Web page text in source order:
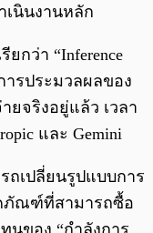
เนินงานหลัก
กว่า “Inference
ารประมวลผลของ
จริงอยู่แล้ว เวลา
และ Gemini
ถเปลี่ยนรูปแบบการ
ภัณฑ์ที่สามารถซื้อ